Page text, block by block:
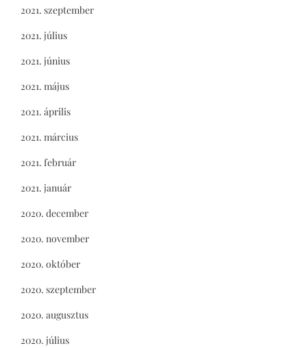
2021. szeptember
2021. július
2021. június
2021. május
2021. április
2021. március
2021. február
2021. január
2020. december
2020. november
2020. október
2020. szeptember
2020. augusztus
2020. július